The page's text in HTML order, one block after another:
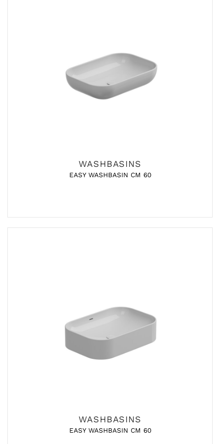
WASHBASINS
EASY WASHBASIN CM 60
WASHBASINS
EASY WASHBASIN CM 60